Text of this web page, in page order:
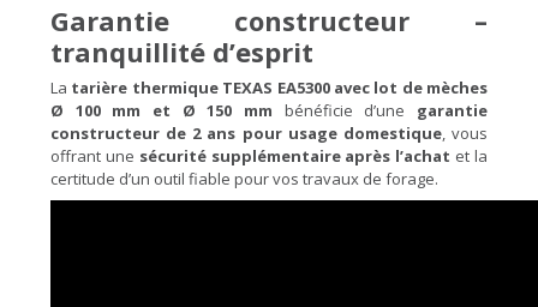
Garantie constructeur –
tranquillité d’esprit
La tarière thermique TEXAS EA5300 avec lot de mèches
Ø 100 mm et Ø 150 mm bénéficie d’une garantie
constructeur de 2 ans pour usage domestique, vous
offrant une sécurité supplémentaire après l’achat et la
certitude d’un outil fiable pour vos travaux de forage.